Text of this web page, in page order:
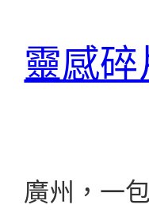
靈感碎
廣州，一